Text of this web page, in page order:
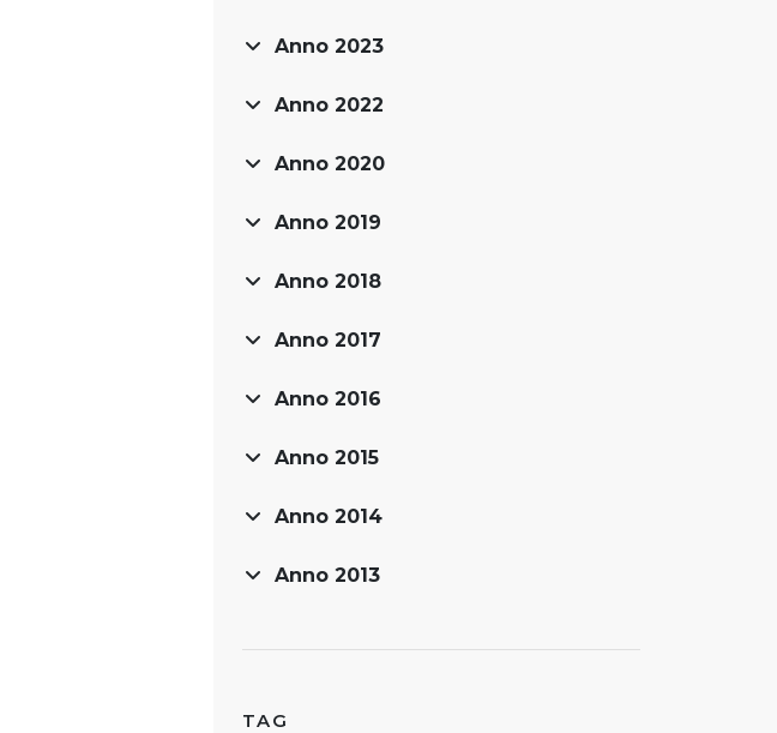
Anno 2023
Anno 2022
Anno 2020
Anno 2019
Anno 2018
Anno 2017
Anno 2016
Anno 2015
Anno 2014
Anno 2013
TAG